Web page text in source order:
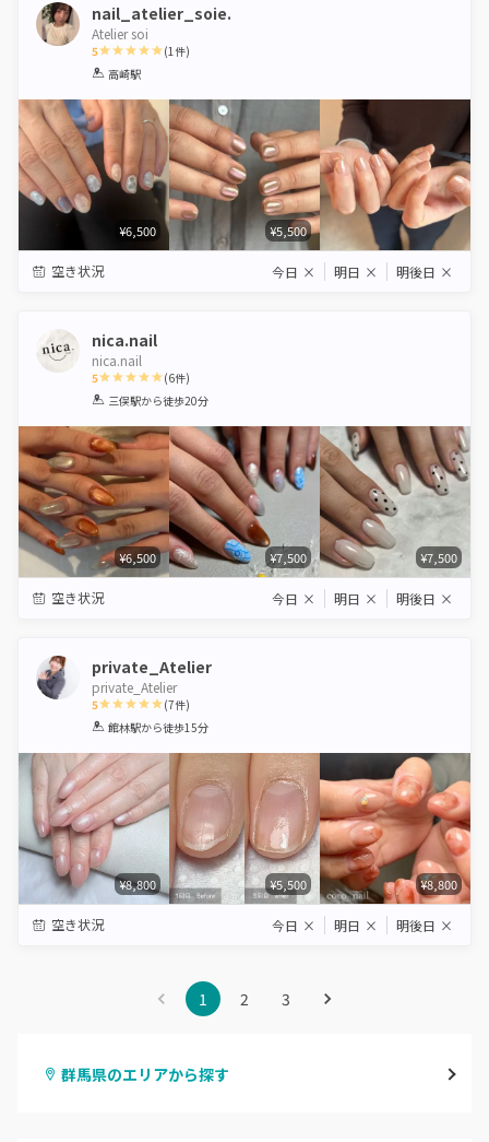
nail_atelier_soie.
Atelier soi
5
1 2 3 4
(1件)
高崎駅
¥6,500 ¥5,500
空き状況 今日 × 明日 × 明後日 ×
nica.nail
nica.nail
5
1 2 3 4 5
(6件)
三俣駅から徒歩20分
¥6,500 ¥7,500 ¥7,500
空き状況 今日 × 明日 × 明後日 ×
private_Atelier
private_Atelier
5
1 2 3 4 5
(7件)
館林駅から徒歩15分
¥8,800 ¥5,500 ¥8,800
空き状況 今日 × 明日 × 明後日 ×
1 2 3
群馬県のエリアから探す